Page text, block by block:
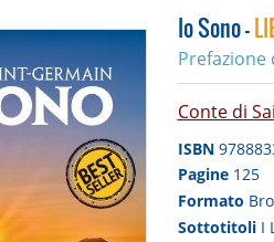
Io Sono -
Prefazione
Conte di
ISBN
Pagine 125
Formato
Sottotitoli I